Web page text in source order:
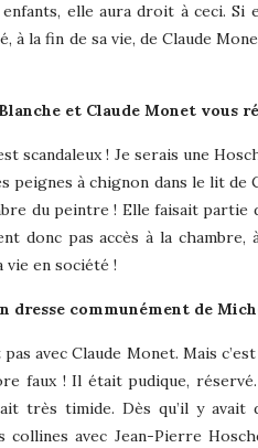
elle aura droit à ceci. Si
à la fin de sa vie, de Claude
et Claude Monet vous
scandaleux ! Je serais une
peignes à chignon dans le lit de
du peintre ! Elle faisait
donc pas accès à la
vie en société !
dresse communément de
avec Claude Monet. Mais
faux ! Il était pudique,
très timide. Dès qu’il y avait
avec Jean-Pierre